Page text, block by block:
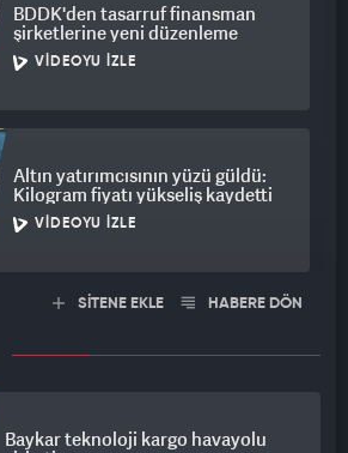
BDDK'den tasarruf finansman
şirketlerine yeni düzenleme
VIDEOYU İZLE
Altın yatırımcısının yüzü güldü:
Kilogram fiyatı yükseliş kaydetti
VIDEOYU İZLE
SİTENE EKLE HABERE DÖN
Baykar teknoloji kargo havayolu